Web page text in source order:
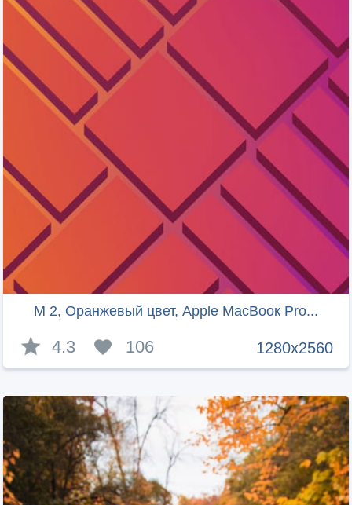
М 2, Оранжевый цвет, Apple МасВоок Pro...
1280x2560
4.3 106